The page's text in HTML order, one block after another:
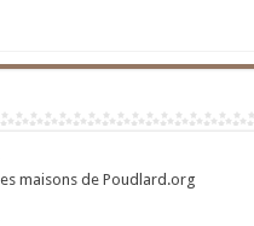
maisons de Poudlard.org